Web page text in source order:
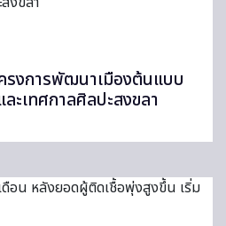
รงการพัฒนาเมืองต้นแบบ
เทศกาลศิลปะสงขลา